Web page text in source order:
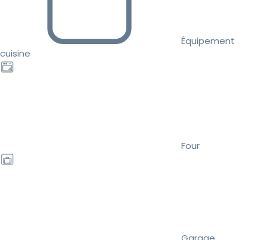
Équipement
cuisine
Four